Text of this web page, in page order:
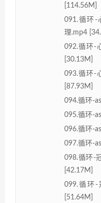
[114.56M]
091.循环-
理.mp4
092.循环-
[30.13M]
093.循环-
[87.93M]
094.循环-
095.循环-
096.循环-
097.循环-
098.循环-
[42.17M]
099.循环-
[51.64M]